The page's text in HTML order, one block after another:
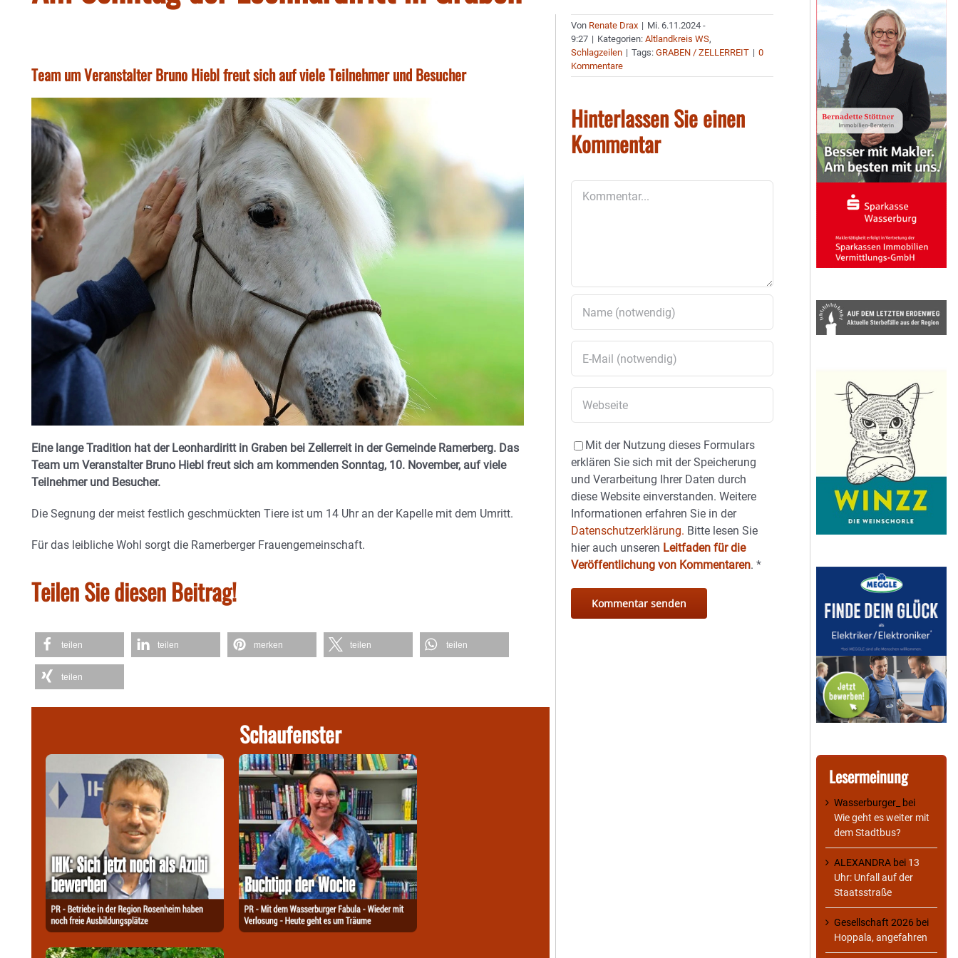
Team um Veranstalter Bruno Hiebl freut sich auf viele Teilnehmer und Besucher
Eine lange Tradition hat der Leonhardiritt in Graben bei Zellerreit in der Gemeinde Ramerberg. Das
Team um Veranstalter Bruno Hiebl freut sich am kommenden Sonntag, 10. November, auf viele
Teilnehmer und Besucher.
Die Segnung der meist festlich geschmückten Tiere ist um 14 Uhr an der Kapelle mit dem Umritt.
Für das leibliche Wohl sorgt die Ramerberger Frauengemeinschaft.
Teilen Sie diesen Beitrag!
teilen teilen merken teilen teilen
teilen
Schaufenster
Von Renate Drax | Mi. 6.11.2024 -
9:27 | Kategorien:Altlandkreis WS,
Schlagzeilen | Tags:GRABEN / ZELLERREIT | 0
Kommentare
Hinterlassen Sie einen
Kommentar
Mit der Nutzung dieses Formulars
erklären Sie sich mit der Speicherung
und Verarbeitung Ihrer Daten durch
diese Website einverstanden. Weitere
Informationen erfahren Sie in der
Datenschutzerklärung. Bitte lesen Sie
hier auch unseren Leitfaden für die
Veröffentlichung von Kommentaren.*
Lesermeinung
Wasserburger_
bei
Wie geht es weiter mit
dem Stadtbus?
ALEXANDRA bei 13
Uhr: Unfall auf der
Staatsstraße
Gesellschaft 2026 bei
Hoppala, angefahren